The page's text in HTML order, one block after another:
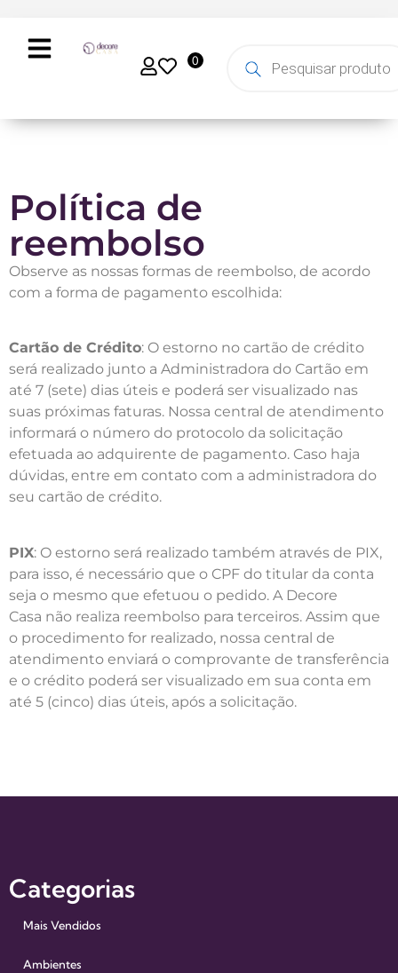
0
Política de
reembolso
Observe as nossas formas de reembolso, de acordo
com a forma de pagamento escolhida:
Cartão de Crédito: O estorno no cartão de crédito
será realizado junto a Administradora do Cartão em
até 7 (sete) dias úteis e poderá ser visualizado nas
suas próximas faturas. Nossa central de atendimento
informará o número do protocolo da solicitação
efetuada ao adquirente de pagamento. Caso haja
dúvidas, entre em contato com a administradora do
seu cartão de crédito.
PIX: O estorno será realizado também através de PIX,
para isso, é necessário que o CPF do titular da conta
seja o mesmo que efetuou o pedido. A Decore
Casa não realiza reembolso para terceiros. Assim que
o procedimento for realizado, nossa central de
atendimento enviará o comprovante de transferência
e o crédito poderá ser visualizado em sua conta em
até 5 (cinco) dias úteis, após a solicitação.
Categorias
Mais Vendidos
Ambientes